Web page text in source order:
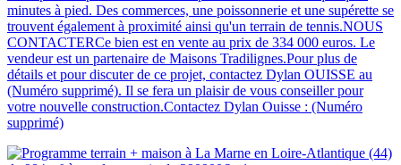
minutes à pied. Des commerces, une poissonnerie et une supérette se
trouvent également à proximité ainsi qu'un terrain de tennis.NOUS
CONTACTERCe bien est en vente au prix de 334 000 euros. Le
vendeur est un partenaire de Maisons Tradilignes.Pour plus de
détails et pour discuter de ce projet, contactez Dylan OUISSE au
(Numéro supprimé). Il se fera un plaisir de vous conseiller pour
votre nouvelle construction.Contactez Dylan Ouisse : (Numéro
supprimé)